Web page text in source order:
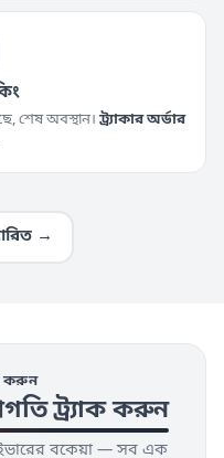
শেষ অবস্থান।ট্র্যাকার অর্ডার
→
করুন
ট্র্যাক করুন
বকেয়া — সব এক